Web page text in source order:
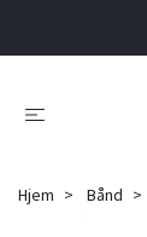
Hjem Bånd